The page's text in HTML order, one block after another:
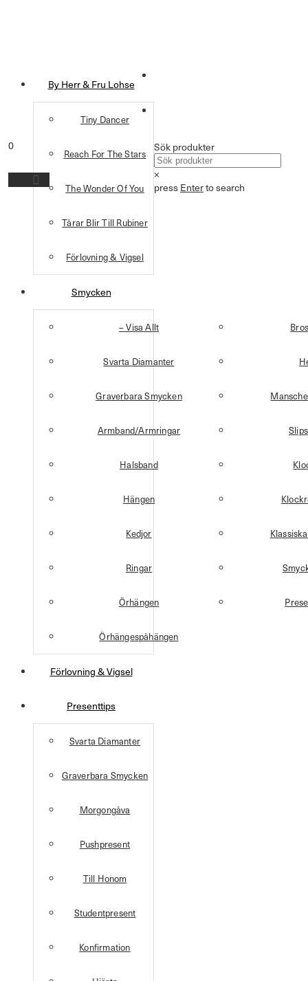
By Herr & Fru Lohse
Tiny Dancer
Reach For The Stars
The Wonder Of You
Tårar Blir Till Rubiner
Förlovning & Vigsel
Smycken
– Visa Allt
Svarta Diamanter
Graverbara Smycken
Armband/Armringar
Halsband
Hängen
Kedjor
Ringar
Örhängen
Örhängespåhängen
Förlovning & Vigsel
Presenttips
Svarta Diamanter
Graverbara Smycken
Morgongåva
Pushpresent
Till Honom
Studentpresent
Konfirmation
0 Sök produkter
×
press Enterto search